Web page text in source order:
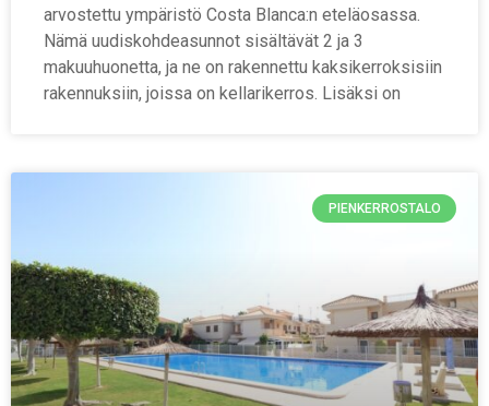
arvostettu ympäristö Costa Blanca:n eteläosassa.
Nämä uudiskohdeasunnot sisältävät 2 ja 3
makuuhuonetta, ja ne on rakennettu kaksikerroksisiin
rakennuksiin, joissa on kellarikerros. Lisäksi on
PIENKERROSTALO